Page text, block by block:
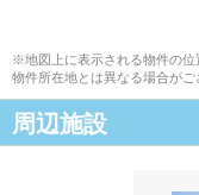
※地図上に表示される物件の位
物件所在地とは異なる場合がご
周辺施設